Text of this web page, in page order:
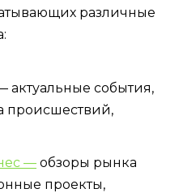
различные
актуальные события,
происшествий,
— обзоры рынка
проекты,